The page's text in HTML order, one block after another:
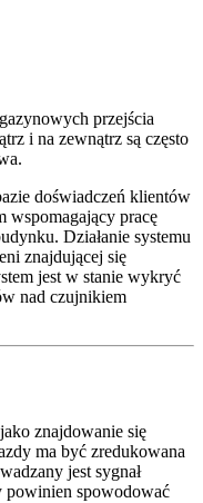
przejścia
i na zewnątrz są często
doświadczeń klientów
wspomagający pracę
Działanie systemu
znajdującej się
jest w stanie wykryć
nad czujnikiem
znajdowanie się
ma być zredukowana
jest sygnał
powinien spowodować